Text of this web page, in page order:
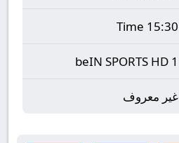
15:30 Time
beIN SPORTS HD 1
غير معروف